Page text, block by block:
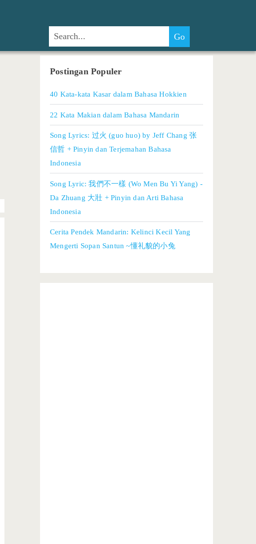
Postingan Populer
40 Kata-kata Kasar dalam Bahasa Hokkien
22 Kata Makian dalam Bahasa Mandarin
Song Lyrics: 过火 (guo huo) by Jeff Chang 张
信哲 + Pinyin dan Terjemahan Bahasa
Indonesia
Song Lyric: 我們不一樣 (Wo Men Bu Yi Yang) -
Da Zhuang 大壯 + Pinyin dan Arti Bahasa
Indonesia
Cerita Pendek Mandarin: Kelinci Kecil Yang
Mengerti Sopan Santun ~懂礼貌的小兔